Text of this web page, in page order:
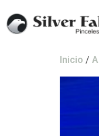
Inicio /